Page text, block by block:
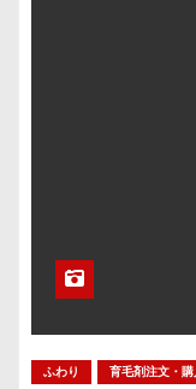
ふわり 育毛剤注文・